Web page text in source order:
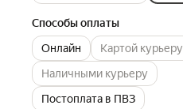
Способы оплаты
Онлайн
Картой курьеру
Наличными курьеру
Постоплата в ПВЗ